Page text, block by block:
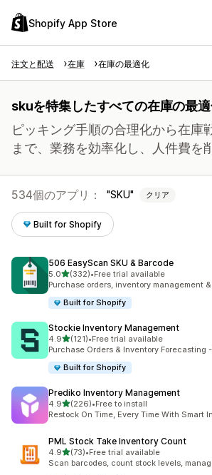
Shopify App Store
注文と配送 在庫 在庫の最適化
skuを特集したすべての在庫の最適
ピッキング手順の合理化から在庫
まで、業務を効率化し、人件費を
534個のアプリ： SKU クリア
Built for Shopify
506 EasyScan SKU & Barcode
5.05つ星中
(332)
合計レビュー数：332件
•Free trial available
Purchase orders, inventory management
Built for Shopify
Stockie Inventory Management
4.95つ星中
(121)
合計レビュー数：121件
•Free trial available
Purchase Orders & Inventory Forecasting
Built for Shopify
Prediko Inventory Management
4.95つ星中
(226)
合計レビュー数：226件
•Free to install
Restock On Time, Every Time With Smart
PML Stock Take Inventory Count
4.95つ星中
(73)
合計レビュー数：73件
•Free trial available
Scan barcodes, count stock levels,